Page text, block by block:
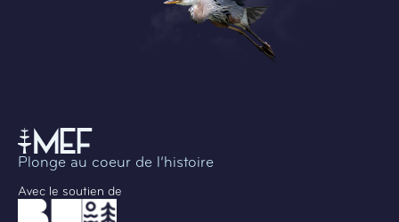
Plonge au coeur de l’histoire
Avec le soutien de